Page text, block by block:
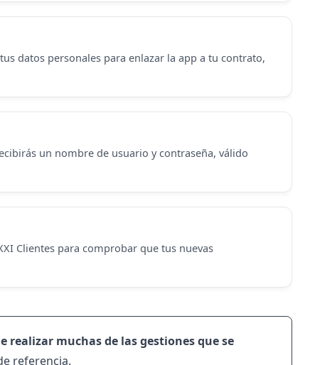
datos personales para enlazar la app a tu contrato,
un nombre de usuario y contraseña, válido
Clientes para comprobar que tus nuevas
realizar muchas de las gestiones que se
referencia.